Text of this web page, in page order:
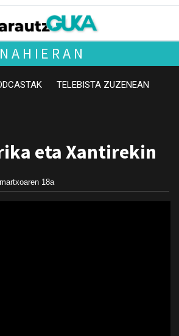
NAHIERAN
TELEBISTA ZUZENEAN
eta Xantirekin
18a